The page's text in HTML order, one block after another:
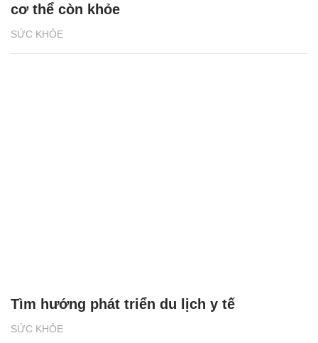
SỨC KHỎE
cơ thể còn khỏe
SỨC KHỎE
Tìm hướng phát triển du lịch y tế